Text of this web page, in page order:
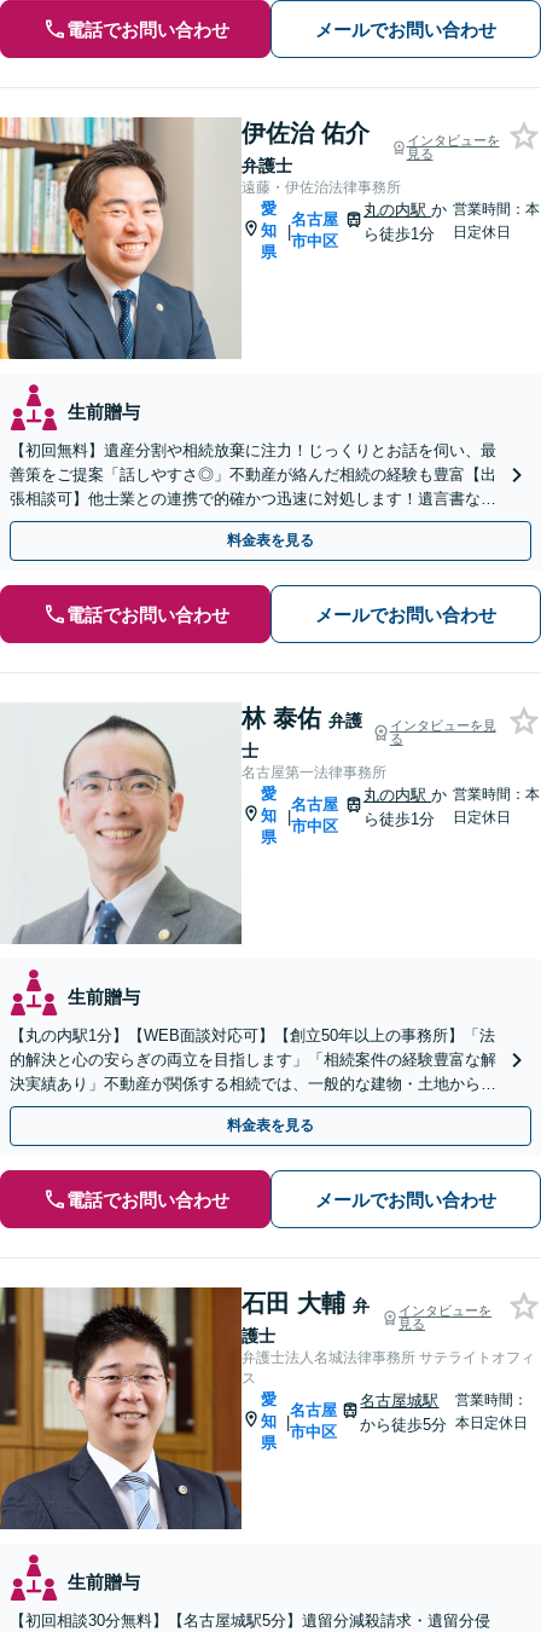
電話でお問い合わせ メールでお問い合わせ
伊佐治 佑介
弁護士
インタビューを
見る
遠藤・伊佐治法律事務所
愛
知
県
|
名古屋
市中区
丸の内駅か
ら徒歩1分
営業時間：本
日定休日
生前贈与
【初回無料】遺産分割や相続放棄に注力！じっくりとお話を伺い、最
善策をご提案「話しやすさ◎」不動産が絡んだ相続の経験も豊富【出
張相談可】他士業との連携で的確かつ迅速に対処します！遺言書など
生前対策も【丸の内駅2分】
料金表を見る
電話でお問い合わせ メールでお問い合わせ
林 泰佑 弁護
士
インタビューを見
る
名古屋第一法律事務所
愛
知
県
|
名古屋
市中区
丸の内駅か
ら徒歩1分
営業時間：本
日定休日
生前贈与
【丸の内駅1分】【WEB面談対応可】【創立50年以上の事務所】「法
的解決と心の安らぎの両立を目指します」「相続案件の経験豊富な解
決実績あり」不動産が関係する相続では、一般的な建物・土地から農
地まで幅広く対応いたします。【休日・夜間相談可】
料金表を見る
電話でお問い合わせ メールでお問い合わせ
石田 大輔 弁
護士
インタビューを
見る
弁護士法人名城法律事務所 サテライトオフィ
ス
愛
知
県
|
名古屋
市中区
名古屋城駅
から徒歩5分
営業時間：
本日定休日
生前贈与
【初回相談30分無料】【名古屋城駅5分】遺留分減殺請求・遺留分侵